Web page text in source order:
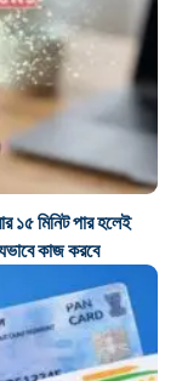
মিনিট পার হলেই
কাজ করবে